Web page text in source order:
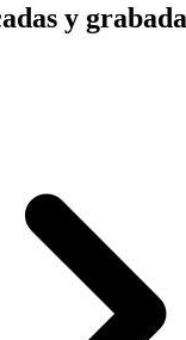
y